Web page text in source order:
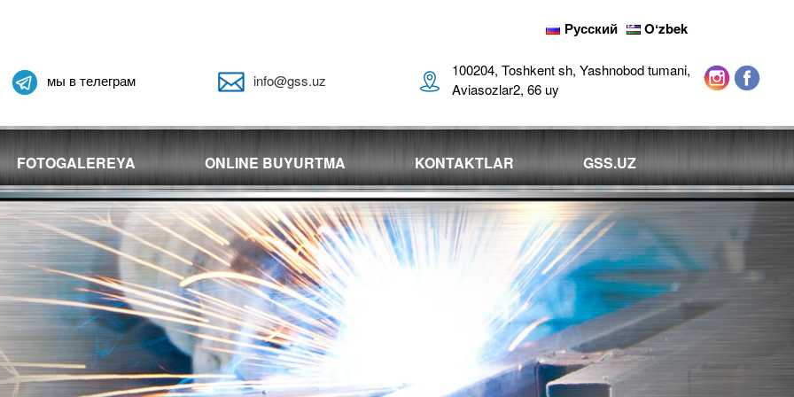
Русский Oʻzbek
мы в телеграм info@gss.uz
100204, Toshkent sh, Yashnobod tumani,
Aviasozlar2, 66 uy
FOTOGALEREYA ONLINE BUYURTMA KONTAKTLAR GSS.UZ